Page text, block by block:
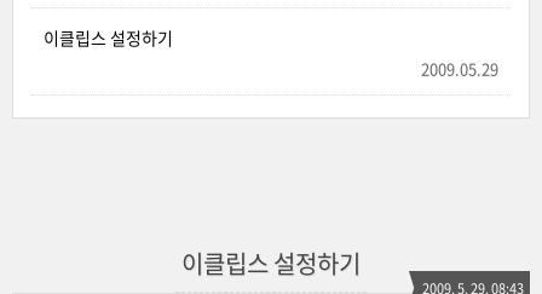
이클립스 설정하기
2009.05.29
이클립스 설정하기
2009. 5. 29. 08:43